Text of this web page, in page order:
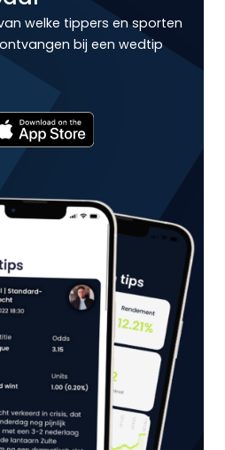
welke tippers en sporten
bij een wedtip